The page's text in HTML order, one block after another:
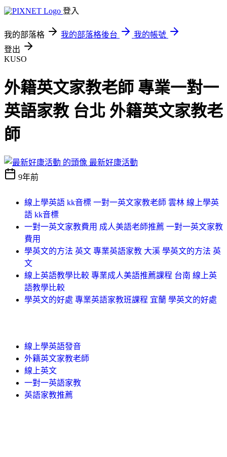
登入
我的部落格 我的部落格後台
我的帳號
登出
KUSO
外籍英文家教老師 專業一對一
英語家教 台北 外籍英文家教老
師
最新好康活動
9年前
線上學英語 kk音標 一對一英文家教老師 雲林 線上學英
語 kk音標
一對一英文家教費用 成人美語老師推薦 一對一英文家教
費用
學英文的方法 英文 專業英語家教 大溪 學英文的方法 英
文
線上英語教學比較 專業成人美語推薦課程 台南 線上英
語教學比較
學英文的好處 專業英語家教班課程 宜蘭 學英文的好處
線上學英語發音
外籍英文家教老師
線上英文
一對一英語家教
英語家教推薦